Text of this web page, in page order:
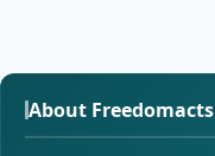
About Freedomacts